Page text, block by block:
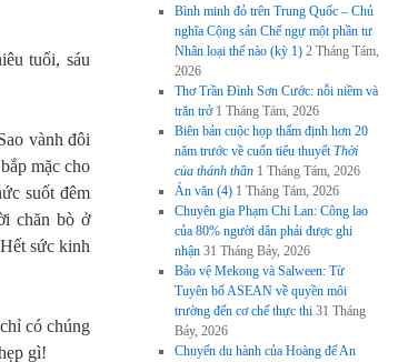
tuổi, sáu
vành đôi
mặc cho
suốt đêm
chăn bò ở
sức kinh
có chúng
gì!
Bình minh đỏ trên Trung Quốc – Chủ
nghĩa Cộng sản Chế ngự một phần tư
Nhân loại thế nào (kỳ 1) 2 Tháng Tám,
2026
Thơ Trần Đình Sơn Cước: nỗi niềm và
trăn trở 1 Tháng Tám, 2026
Biên bản cuộc họp thẩm định hơn 20
năm trước về cuốn tiểu thuyếtThời
của thánh thần 1 Tháng Tám, 2026
Án văn (4) 1 Tháng Tám, 2026
Chuyên gia Phạm Chi Lan: Công lao
của 80% người dân phải được ghi
nhận 31 Tháng Bảy, 2026
Bảo vệ Mekong và Salween: Từ
Tuyên bố ASEAN về quyền môi
trường đến cơ chế thực thi 31 Tháng
Bảy, 2026
Chuyến du hành của Hoàng đế An